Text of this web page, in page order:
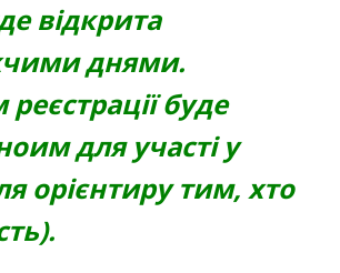
відкрита
днями.
буде
для участі у
орієнтиру тим, хто